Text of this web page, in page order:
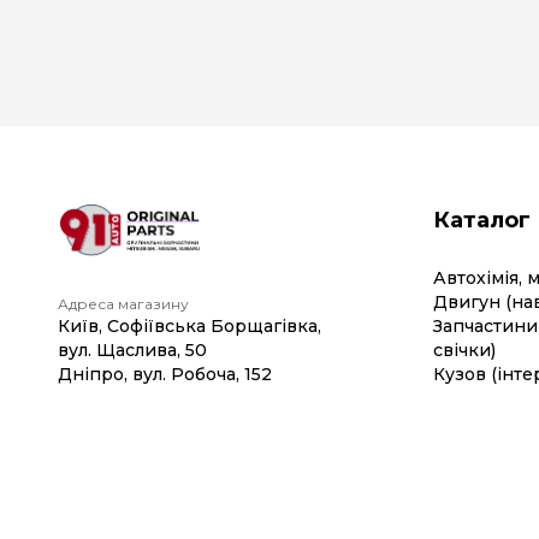
Адреса магазину
Київ, Софіївська Борщагівка,
вул. Щаслива, 50
Дніпро, вул. Робоча, 152
Каталог
Автохімія,
Двигун
свічки)
Кузов